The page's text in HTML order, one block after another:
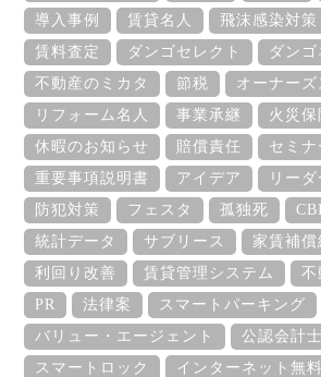
導入事例
賃貸名人 飛沫感染対策
賃料査定
ダンゴセレクト
ダンゴ
不動産のミカタ
節税 オーナー
リフォーム名人
事業承継
火災保
休暇のお知らせ
賠償責任
セミナ
重要事項説明書
アイデア
リー
防犯対策
フェスタ 孤独死
統計データ
サブリース
家賃補償
利回り改善
賃貸管理システム
不
PR
法律案 スマートパーキング
バリュー・エージェント
公認会計士
スマートロック
インターネット無料